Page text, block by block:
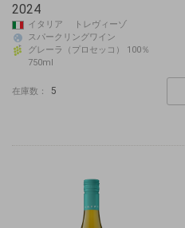
2024
イタリア トレヴィーゾ
スパークリングワイン
グレーラ（プロセッコ） 100％
750ml
在庫数： 5